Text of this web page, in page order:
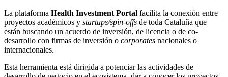
La plataforma Health Investment Portal facilita la conexión entre
proyectos académicos y startups/spin-offs de toda Cataluña que
están buscando un acuerdo de inversión, de licencia o de co-
desarrollo con firmas de inversión o corporates nacionales o
internacionales.
Esta herramienta está dirigida a potenciar las actividades de